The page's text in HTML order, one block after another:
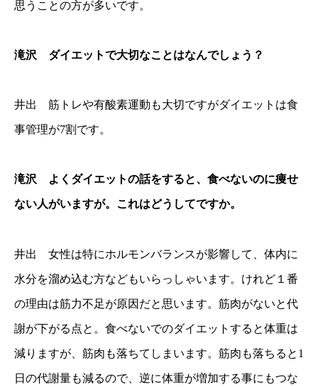
思うことの方が多いです。
滝沢 ダイエットで大切なことはなんでしょう？
井出 筋トレや有酸素運動も大切ですがダイエットは食
事管理が7割です。
滝沢 よくダイエットの話をすると、食べないのに痩せ
ない人がいますが。これはどうしてですか。
井出 女性は特にホルモンバランスが影響して、体内に
水分を溜め込む方などもいらっしゃいます。けれど１番
の理由は筋力不足が原因だと思います。筋肉がないと代
謝が下がる点と。食べないでのダイエットすると体重は
減りますが、筋肉も落ちてしまいます。筋肉も落ちると1
日の代謝量も減るので、逆に体重が増加する事にもつな